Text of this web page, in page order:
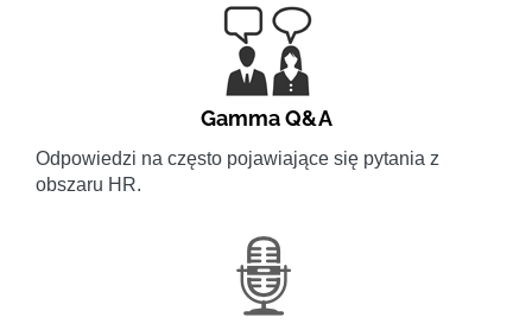
Gamma Q&A
Odpowiedzi na często pojawiające się pytania z
obszaru HR.